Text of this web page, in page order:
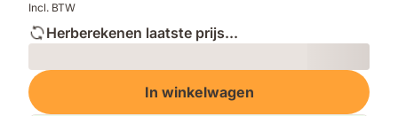
Incl. BTW
Herberekenen laatste prijs...
Loading
In winkelwagen